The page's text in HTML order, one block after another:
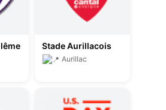
Stade Aurillacois
Aurillac